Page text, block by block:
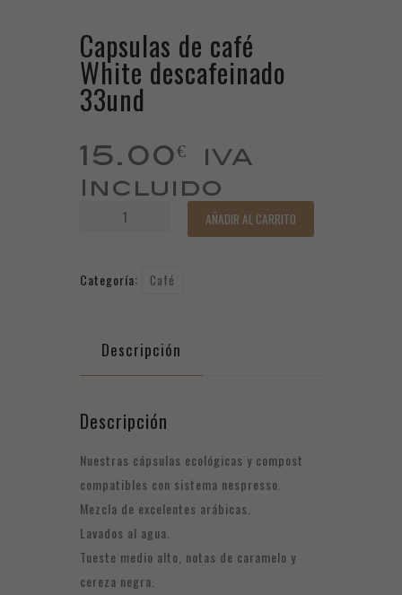
Capsulas de café
White descafeinado
33und
15.00€
IVA
Incluido
Capsulas
White
cantidad
AÑADIR AL CARRITO
Categoría: Café
Descripción
Descripción
Nuestras cápsulas ecológicas y compost
compatibles con sistema nespresso.
Mezcla de excelentes arábicas.
Lavados al agua.
Tueste medio alto, notas de caramelo y
cereza negra.